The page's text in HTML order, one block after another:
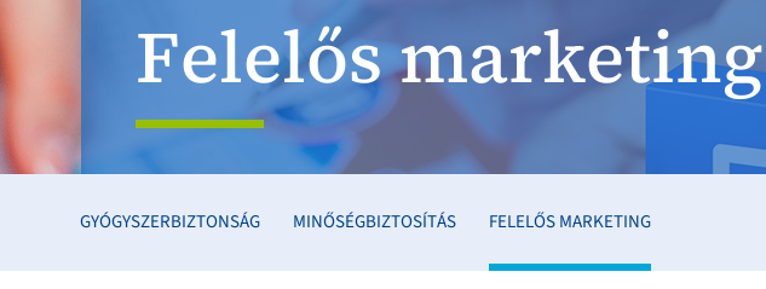
Felelős marketing
GYÓGYSZERBIZTONSÁG MINŐSÉGBIZTOSÍTÁS FELELŐS MARKETING